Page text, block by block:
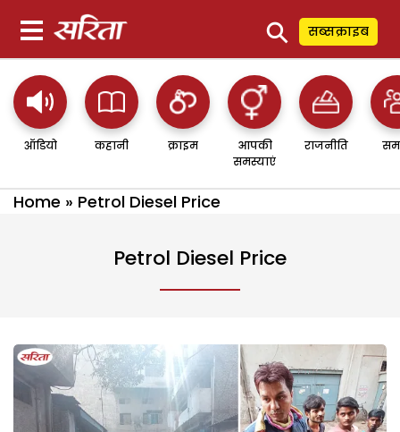
⚲ सब्सक्राइब
ऑडियो कहानी क्राइम
आपकी
समस्याएं
राजनीति
Home » Petrol Diesel Price
Petrol Diesel Price